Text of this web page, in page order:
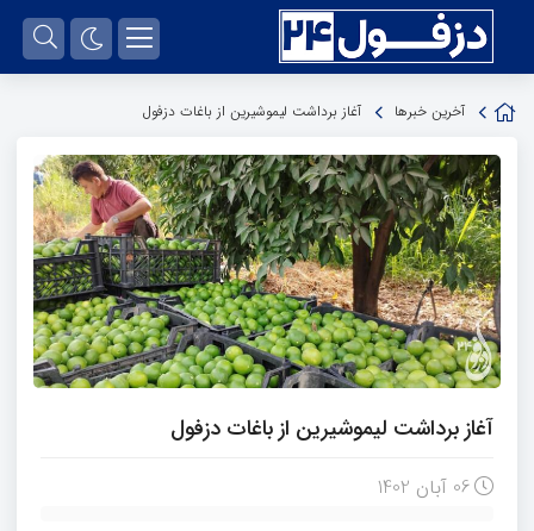
آخرین خبرها آغاز برداشت لیموشیرین از باغات دزفول
آغاز برداشت لیموشیرین از باغات دزفول
06 آبان 1402